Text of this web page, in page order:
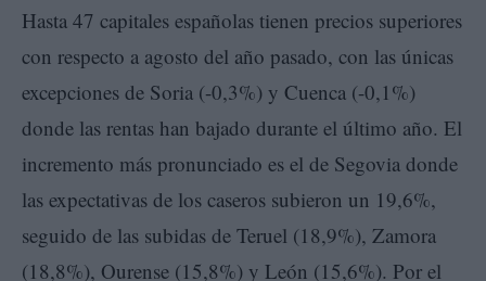
Hasta 47 capitales españolas tienen precios superiores
con respecto a agosto del año pasado, con las únicas
excepciones de Soria (-0,3%) y Cuenca (-0,1%)
donde las rentas han bajado durante el último año. El
incremento más pronunciado es el de Segovia donde
las expectativas de los caseros subieron un 19,6%,
seguido de las subidas de Teruel (18,9%), Zamora
(18,8%), Ourense (15,8%) y León (15,6%). Por el